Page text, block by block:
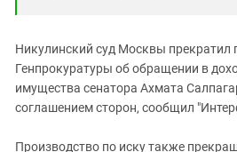
Никулинский суд Москвы прекратил
Генпрокуратуры об обращении в
имущества сенатора Ахмата
соглашением сторон, сообщил
Производство по иску также